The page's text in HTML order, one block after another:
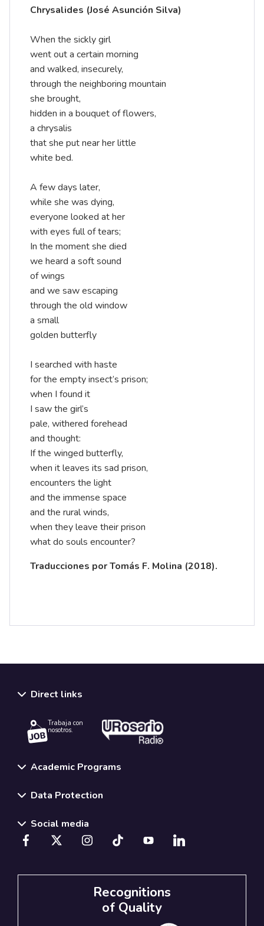
Chrysalides (José Asunción Silva)
When the sickly girl
went out a certain morning
and walked, insecurely,
through the neighboring mountain
she brought,
hidden in a bouquet of flowers,
a chrysalis
that she put near her little
white bed.
A few days later,
while she was dying,
everyone looked at her
with eyes full of tears;
In the moment she died
we heard a soft sound
of wings
and we saw escaping
through the old window
a small
golden butterfly
I searched with haste
for the empty insect’s prison;
when I found it
I saw the girl’s
pale, withered forehead
and thought:
If the winged butterfly,
when it leaves its sad prison,
encounters the light
and the immense space
and the rural winds,
when they leave their prison
what do souls encounter?
Traducciones por Tomás F. Molina (2018).
Direct links
Trabaja con
nosotros.
Academic Programs
Data Protection
Social media
Recognitions
of Quality